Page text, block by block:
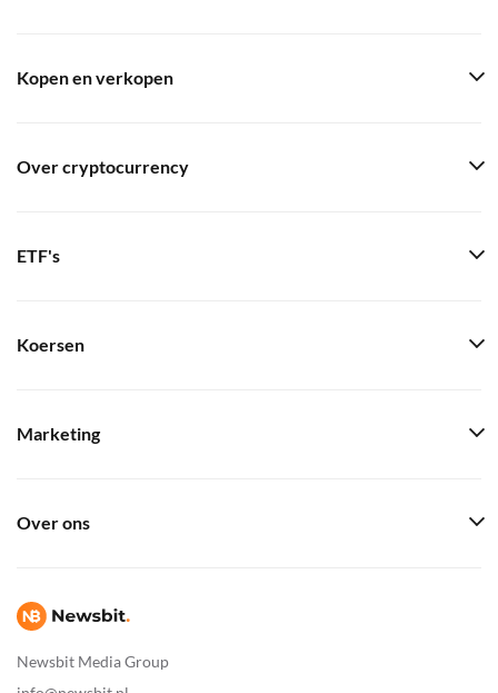
Newsbit Media Group
Kopen en verkopen
Over cryptocurrency
ETF's
Koersen
Marketing
Over ons